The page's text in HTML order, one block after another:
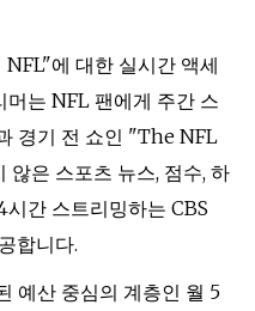
에 대한 실시간 액세
머는 NFL 팬에게 주간 스
경기 전 쇼인 "The NFL
은 스포츠 뉴스, 점수, 하
간 스트리밍하는 CBS
합니다.
예산 중심의 계층인 월 5